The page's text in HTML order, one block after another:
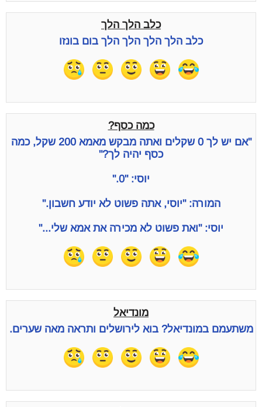
כלב הלך הלך
כלב הלך הלך הלך הלך בום בונזו
כמה כסף?
"אם יש לך 0 שקלים ואתה מבקש מאמא 200 שקל, כמה
כסף יהיה לך?"
יוסי: "0."
המורה: "יוסי, אתה פשוט לא יודע חשבון."
יוסי: "ואת פשוט לא מכירה את אמא שלי..."
מונדיאל
משתעמם במונדיאל? בוא לירושלים ותראה מאה שערים.